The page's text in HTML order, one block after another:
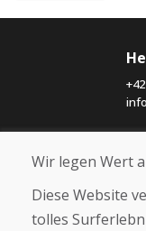
Wir legen Wert
Diese Website
tolles